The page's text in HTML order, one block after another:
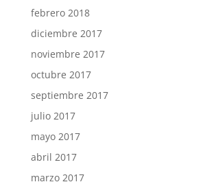
febrero 2018
diciembre 2017
noviembre 2017
octubre 2017
septiembre 2017
julio 2017
mayo 2017
abril 2017
marzo 2017